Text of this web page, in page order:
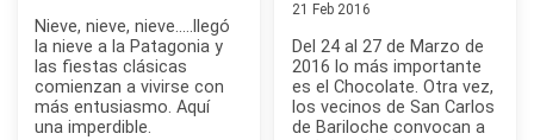
Nieve, nieve, nieve.....llegó
la nieve a la Patagonia y
las fiestas clásicas
comienzan a vivirse con
más entusiasmo. Aquí
una imperdible.
21 Feb 2016
Del 24 al 27 de Marzo de
2016 lo más importante
es el Chocolate. Otra vez,
los vecinos de San Carlos
de Bariloche convocan a